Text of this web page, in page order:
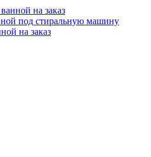
на заказ
под стиральную машину
на заказ